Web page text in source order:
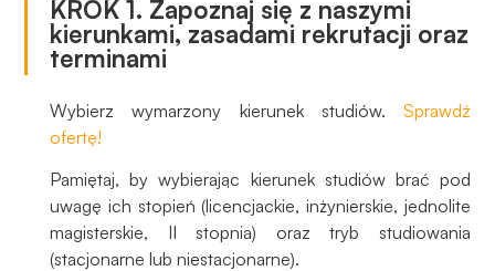
KROK 1. Zapoznaj się z naszymi
kierunkami, zasadami rekrutacji oraz
terminami
Wybierz wymarzony kierunek studiów. Sprawdź
ofertę!
Pamiętaj, by wybierając kierunek studiów brać pod
uwagę ich stopień (licencjackie, inżynierskie, jednolite
magisterskie, II stopnia) oraz tryb studiowania
(stacjonarne lub niestacjonarne).
Konieczne
opcjonalne. Są
one potrzebne
funkcjonowania
strony
internetowej.